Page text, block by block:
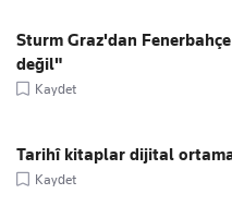
Sturm Graz'dan
değil"
Kaydet
Tarihî kitaplar dijital
Kaydet